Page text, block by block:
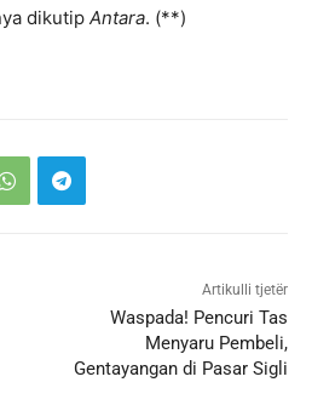
dikutip Antara. (**)
Artikulli tjetër
Waspada! Pencuri Tas
Menyaru Pembeli,
Gentayangan di Pasar Sigli